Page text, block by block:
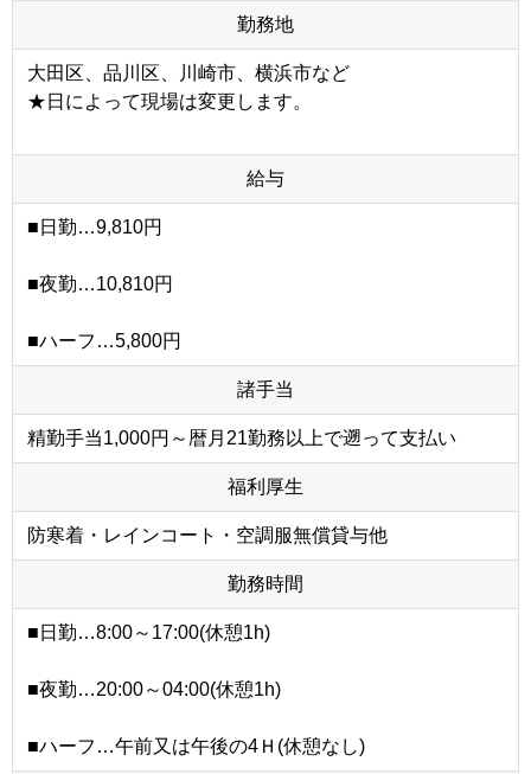
勤務地
大田区、品川区、川崎市、横浜市など
★日によって現場は変更します。
給与
■日勤…9,810円
■夜勤…10,810円
■ハーフ…5,800円
諸手当
精勤手当1,000円～暦月21勤務以上で遡って支払い
福利厚生
防寒着・レインコート・空調服無償貸与他
勤務時間
■日勤…8:00～17:00(休憩1h)
■夜勤…20:00～04:00(休憩1h)
■ハーフ…午前又は午後の4Ｈ(休憩なし)